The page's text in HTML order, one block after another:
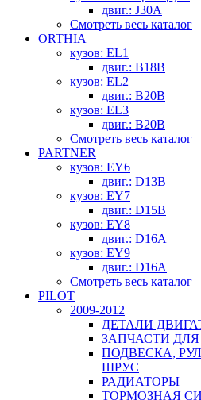
двиг.: J30A
Смотреть весь каталог
ORTHIA
кузов: EL1
двиг.: B18B
кузов: EL2
двиг.: B20B
кузов: EL3
двиг.: B20B
Смотреть весь каталог
PARTNER
кузов: EY6
двиг.: D13B
кузов: EY7
двиг.: D15B
кузов: EY8
двиг.: D16A
кузов: EY9
двиг.: D16A
Смотреть весь каталог
PILOT
2009-2012
ДЕТАЛИ
ЗАПЧАСТИ ДЛЯ
ПОДВЕСКА,
ШРУС
РАДИАТОРЫ
ТОРМОЗНАЯ